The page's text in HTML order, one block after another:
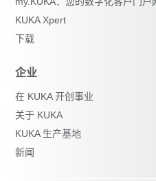
KUKA Xpert
下载
企业
在 KUKA 开创事业
关于 KUKA
KUKA 生产基地
新闻